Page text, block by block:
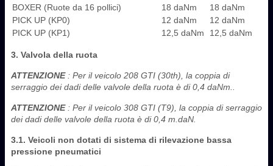
BOXER (Ruote da 16 pollici)
18 daNm
18 daNm
PICK UP (KP0)
12 daNm
12 daNm
PICK UP (KP1)
12,5 daNm 12,5 daNm
3. Valvola della ruota
ATTENZIONE: Per il veicolo 208 GTI (30th), la coppia di
serraggio dei dadi delle valvole della ruota è di 0,4 daNm..
ATTENZIONE: Per il veicolo 308 GTI (T9), la coppia di serraggio
dei dadi delle valvole della ruota è di 0,4 m.daN.
3.1. Veicoli non dotati di sistema di rilevazione bassa
pressione pneumatici